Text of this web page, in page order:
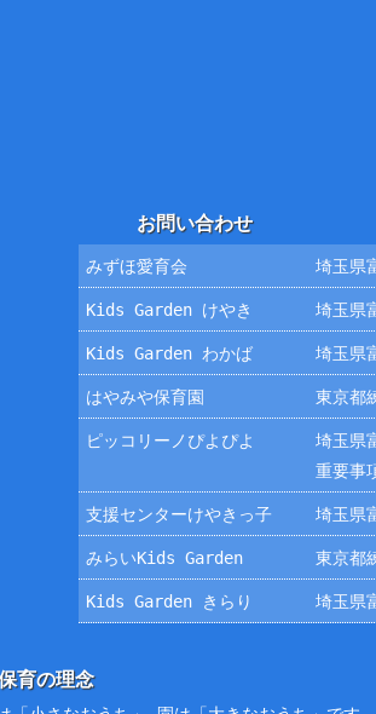
お問い合わせ
みずほ愛育会 埼玉県
Kids Garden けやき 埼玉県
Kids Garden わかば 埼玉県
はやみや保育園 東京都
ピッコリーノぴよぴよ
埼玉県
重要事
支援センターけやきっ子 埼玉県
みらいKids Garden 東京都
Kids Garden きらり 埼玉県
育の理念